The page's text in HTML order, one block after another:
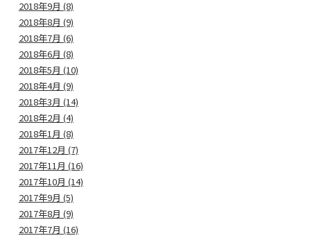
2018年9月 (8)
2018年8月 (9)
2018年7月 (6)
2018年6月 (8)
2018年5月 (10)
2018年4月 (9)
2018年3月 (14)
2018年2月 (4)
2018年1月 (8)
2017年12月 (7)
2017年11月 (16)
2017年10月 (14)
2017年9月 (5)
2017年8月 (9)
2017年7月 (16)